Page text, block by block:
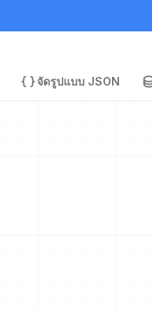
จัดรูปแบบ JSON